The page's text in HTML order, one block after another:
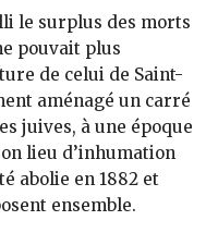
le surplus des morts
pouvait plus
de celui de Saint-
aménagé un carré
juives, à une époque
lieu d’inhumation
abolie en 1882 et
ensemble.